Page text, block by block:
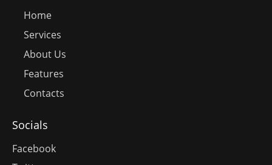
Home
Services
About Us
Features
Contacts
Socials
Facebook